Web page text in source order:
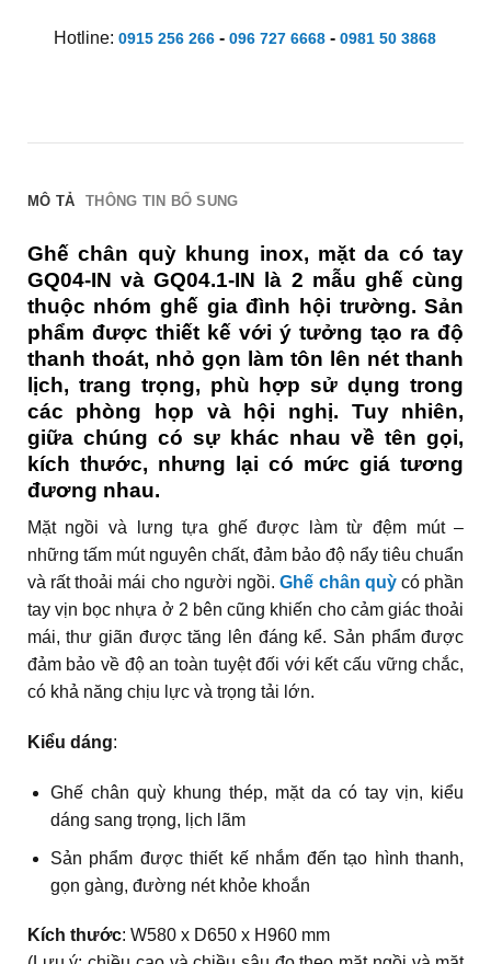
Hotline: 0915 256 266- 096 727 6668- 0981 50 3868
MÔ TẢ THÔNG TIN BỔ SUNG
Ghế chân quỳ khung inox, mặt da có tay
GQ04-IN và GQ04.1-IN là 2 mẫu ghế cùng
thuộc nhóm ghế gia đình hội trường. Sản
phẩm được thiết kế với ý tưởng tạo ra độ
thanh thoát, nhỏ gọn làm tôn lên nét thanh
lịch, trang trọng, phù hợp sử dụng trong
các phòng họp và hội nghị. Tuy nhiên,
giữa chúng có sự khác nhau về tên gọi,
kích thước, nhưng lại có mức giá tương
đương nhau.
Mặt ngồi và lưng tựa ghế được làm từ đệm mút –
những tấm mút nguyên chất, đảm bảo độ nẩy tiêu chuẩn
và rất thoải mái cho người ngồi.Ghế chân quỳcó phần
tay vịn bọc nhựa ở 2 bên cũng khiến cho cảm giác thoải
mái, thư giãn được tăng lên đáng kể. Sản phẩm được
đảm bảo về độ an toàn tuyệt đối với kết cấu vững chắc,
có khả năng chịu lực và trọng tải lớn.
Kiểu dáng:
Ghế chân quỳ khung thép, mặt da có tay vịn, kiểu
dáng sang trọng, lịch lãm
Sản phẩm được thiết kế nhắm đến tạo hình thanh,
gọn gàng, đường nét khỏe khoắn
Kích thước: W580 x D650 x H960 mm